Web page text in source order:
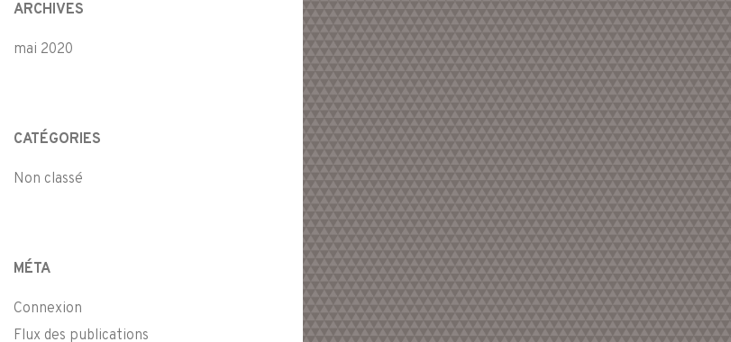
ARCHIVES
mai 2020
CATÉGORIES
Non classé
MÉTA
Connexion
Flux des publications